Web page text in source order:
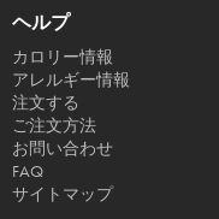
ヘルプ
カロリー情報
アレルギー情報
注文する
ご注文方法
お問い合わせ
FAQ
サイトマップ